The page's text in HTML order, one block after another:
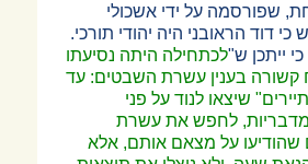
שפורסמה על ידי אשכולי
עמ' 130 מודגש כי דוד הראובני היה יהודי תורכי.
ייתכן ש"לכתחילה היתה נסיעתו
קשורה בענין עשרת השבטים: עד
שיצאו לנוד על פני
לחפש את עשרת
שהודיעו על מצאם אותם, אלא